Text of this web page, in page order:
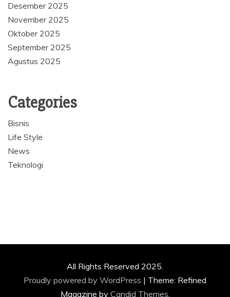
Desember 2025
November 2025
Oktober 2025
September 2025
Agustus 2025
Categories
Bisnis
Life Style
News
Teknologi
All Rights Reserved 2025.
Proudly powered by WordPress | Theme: Refined
Magazine by Candid Themes.